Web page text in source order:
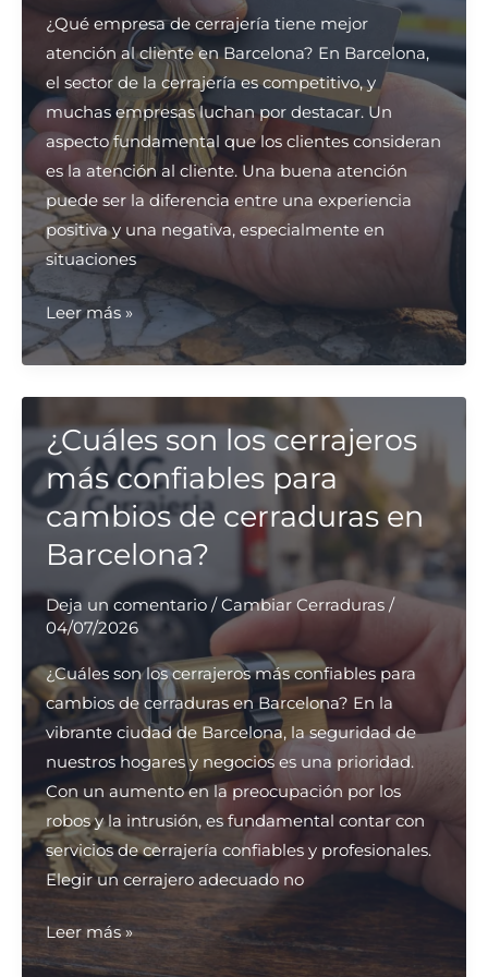
¿Qué empresa de cerrajería tiene mejor
atención al cliente en Barcelona? En Barcelona,
el sector de la cerrajería es competitivo, y
muchas empresas luchan por destacar. Un
aspecto fundamental que los clientes consideran
es la atención al cliente. Una buena atención
puede ser la diferencia entre una experiencia
positiva y una negativa, especialmente en
situaciones
¿Qué
empresa
de
cerrajería
tiene
mejor
atención
al
cliente
Barcelona?
Leer más »
¿Cuáles son los cerrajeros
más confiables para
cambios de cerraduras en
Barcelona?
Deja un comentario /Cambiar Cerraduras/
04/07/2026
¿Cuáles son los cerrajeros más confiables para
cambios de cerraduras en Barcelona? En la
vibrante ciudad de Barcelona, la seguridad de
nuestros hogares y negocios es una prioridad.
Con un aumento en la preocupación por los
robos y la intrusión, es fundamental contar con
servicios de cerrajería confiables y profesionales.
Elegir un cerrajero adecuado no
¿Cuáles
son
Leer más »